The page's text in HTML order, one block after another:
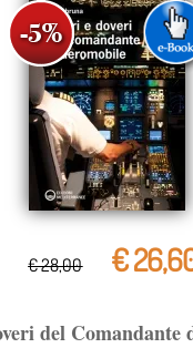
€ 28,00 €
del Comandante